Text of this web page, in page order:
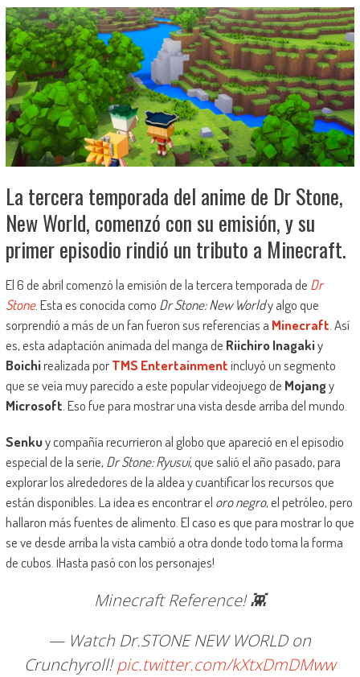
La tercera temporada del anime de Dr Stone,
New World, comenzó con su emisión, y su
primer episodio rindió un tributo a Minecraft.
El 6 de abril comenzó la emisión de la tercera temporada de Dr
Stone. Esta es conocida como Dr Stone: New Worldy algo que
sorprendió a más de un fan fueron sus referencias a Minecraft . Así
es, esta adaptación animada del manga de Riichiro Inagakiy
Boichirealizada porTMS Entertainmentincluyó un segmento
que se veía muy parecido a este popular videojuego de Mojangy
Microsoft . Eso fue para mostrar una vista desde arriba del mundo.
Senkuy compañía recurrieron al globo que apareció en el episodio
especial de la serie, Dr Stone: Ryusui, que salió el año pasado, para
explorar los alrededores de la aldea y cuantificar los recursos que
están disponibles. La idea es encontrar el oro negro, el petróleo, pero
hallaron más fuentes de alimento. El caso es que para mostrar lo que
se ve desde arriba la vista cambió a otra donde todo toma la forma
de cubos. ¡Hasta pasó con los personajes!
Minecraft Reference! 👾
— Watch Dr.STONE NEW WORLD on
Crunchyroll!pic.twitter.com/kXtxDmDMww